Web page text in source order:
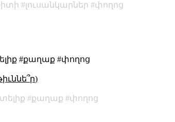
լուսանկարներ
փողոց
#քաղաք #փողոց
քաղաք
փողոց